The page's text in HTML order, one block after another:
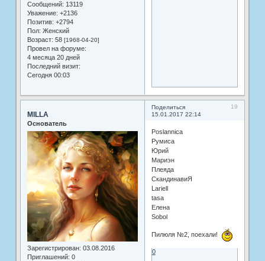
Сообщений: 13119
Уважение: +2136
Позитив: +2794
Пол: Женский
Возраст: 58 [1968-04-20]
Провел на форуме:
4 месяца 20 дней
Последний визит:
Сегодня 00:03
Поделиться
19
15.01.2017 22:14
MILLA
Основатель
Зарегистрирован: 03.08.2016
Приглашений: 0
Poslannica
Румиса
Юрий
Мариэн
Плеяда
СкандинавиЯ
Lariell
tasa
Елена
Sobol
Пилюля №2, поехали!
0